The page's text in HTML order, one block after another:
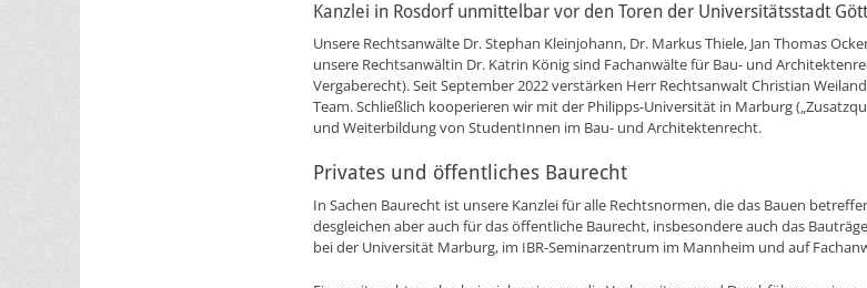
Kanzlei in Rosdorf unmittelbar vor den Toren der Universitätsstadt
Unsere Rechtsanwälte Dr. Stephan Kleinjohann, Dr. Markus Thiele, Jan Thomas
unsere Rechtsanwältin Dr. Katrin König sind Fachanwälte für Bau- und
Vergaberecht). Seit September 2022 verstärken Herr Rechtsanwalt Christian
Team. Schließlich kooperieren wir mit der Philipps-Universität in Marburg
und Weiterbildung von StudentInnen im Bau- und Architektenrecht.
Privates und öffentliches Baurecht
In Sachen Baurecht ist unsere Kanzlei für alle Rechtsnormen, die das Bauen
desgleichen aber auch für das öffentliche Baurecht, insbesondere auch das
bei der Universität Marburg, im IBR-Seminarzentrum im Mannheim und auf